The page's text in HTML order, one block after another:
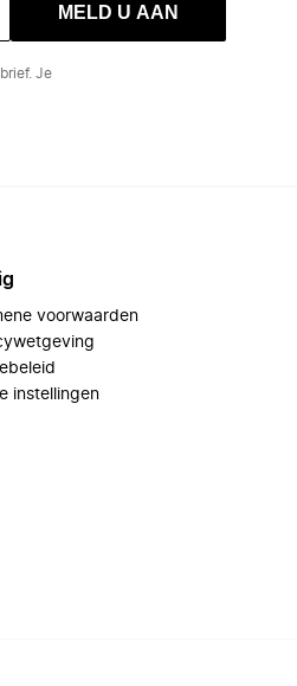
MELD U AAN
Je
voorwaarden
instellingen